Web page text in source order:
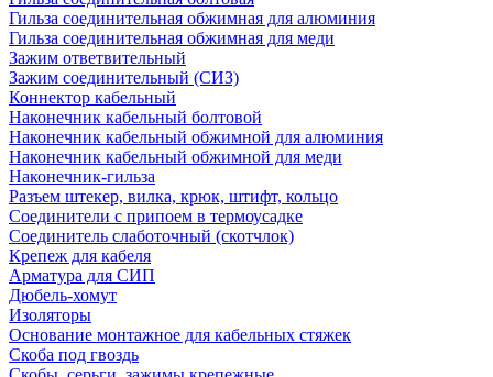
Гильза соединительная обжимная для алюминия
Гильза соединительная обжимная для меди
Зажим ответвительный
Зажим соединительный (СИЗ)
Коннектор кабельный
Наконечник кабельный болтовой
Наконечник кабельный обжимной для алюминия
Наконечник кабельный обжимной для меди
Наконечник-гильза
Разъем штекер, вилка, крюк, штифт, кольцо
Соединители с припоем в термоусадке
Соединитель слаботочный (скотчлок)
Крепеж для кабеля
Арматура для СИП
Дюбель-хомут
Изоляторы
Основание монтажное для кабельных стяжек
Скоба под гвоздь